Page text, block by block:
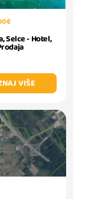
€
Selce - Hotel,
VIŠE